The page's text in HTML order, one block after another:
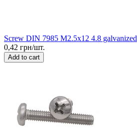
Screw DIN 7985 M2.5x12 4.8 galvanized
0,42 грн/шт.
Add to cart